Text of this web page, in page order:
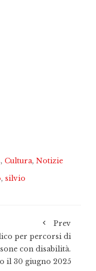
, Cultura, Notizie
, silvio
Prev
per percorsi di
con disabilità.
il 30 giugno 2025